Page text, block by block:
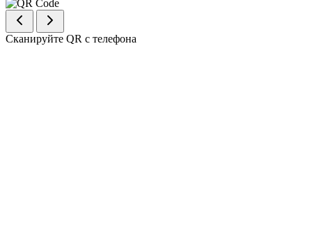
Сканируйте QR с телефона